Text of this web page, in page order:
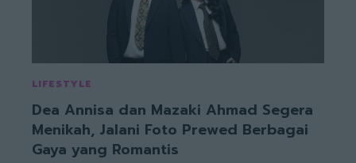
LIFESTYLE
Dea Annisa dan Mazaki Ahmad Segera
Menikah, Jalani Foto Prewed Berbagai
Gaya yang Romantis